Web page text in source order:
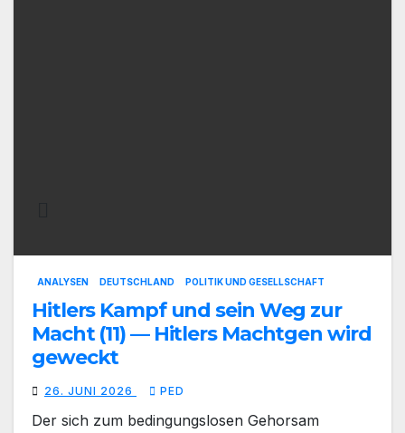
ANALYSEN DEUTSCHLAND POLITIK UND GESELLSCHAFT
Hitlers Kampf und sein Weg zur
Macht (11) — Hitlers Machtgen wird
geweckt
26. JUNI 2026 PED
Der sich zum bedingungslosen Gehorsam